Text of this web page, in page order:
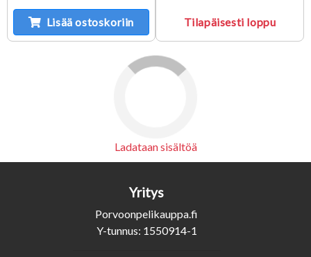
Lisää ostoskoriin Tilapäisesti loppu
Fabricate 52/249 EX
Malakir Rebirth //
Malakir Mire